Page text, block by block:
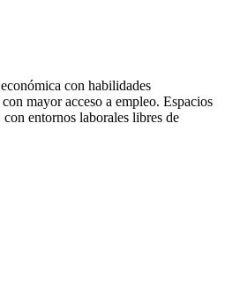
con habilidades
mayor acceso a empleo. Espacios
entornos laborales libres de